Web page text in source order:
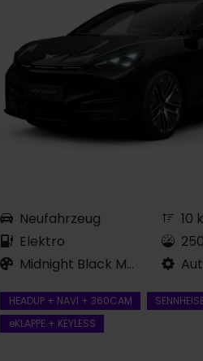
Neufahrzeug
Elektro
Midnight Black Metallic
10
HEADUP + NAVI + 360CAM
eKLAPPE + KEYLESS